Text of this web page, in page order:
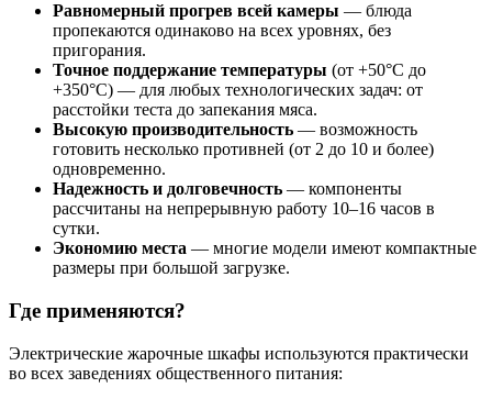
Равномерный прогрев всей камеры — блюда
пропекаются одинаково на всех уровнях, без
пригорания.
Точное поддержание температуры (от +50°C до
+350°C) — для любых технологических задач: от
расстойки теста до запекания мяса.
Высокую производительность — возможность
готовить несколько противней (от 2 до 10 и более)
одновременно.
Надежность и долговечность — компоненты
рассчитаны на непрерывную работу 10–16 часов в
сутки.
Экономию места — многие модели имеют компактные
размеры при большой загрузке.
Где применяются?
Электрические жарочные шкафы используются практически
во всех заведениях общественного питания: